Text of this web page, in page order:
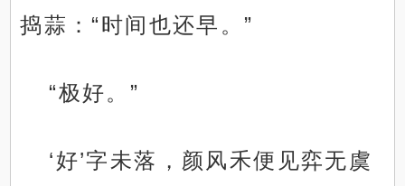
捣蒜：“时间也还早。”
“极好。”
‘好’字未落，颜风禾便见弈无虞